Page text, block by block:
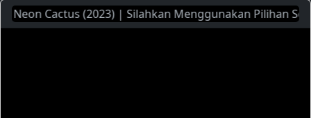
Cactus (2023) | Silahkan Menggunakan Pilihan